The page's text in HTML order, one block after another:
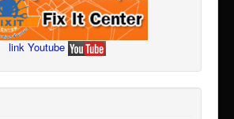
link Youtube